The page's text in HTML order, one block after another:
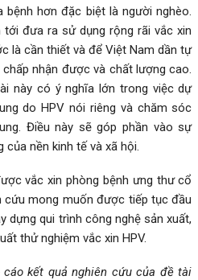
hơn đặc biệt là người nghèo.
tới đưa ra sử dụng rộng rãi vắc xin
là cần thiết và để Việt Nam dần tự
nhận được và chất lượng cao.
này có ý nghĩa lớn trong việc dự
do HPV nói riêng và chăm sóc
Điều này sẽ góp phần vào sự
nền kinh tế và xã hội.
vắc xin phòng bệnh ưng thư cổ
cứu mong muốn được tiếp tục đầu
dựng qui trình công nghệ sản xuất,
thử nghiệm vắc xin HPV.
kết quả nghiên cứu của đề tài